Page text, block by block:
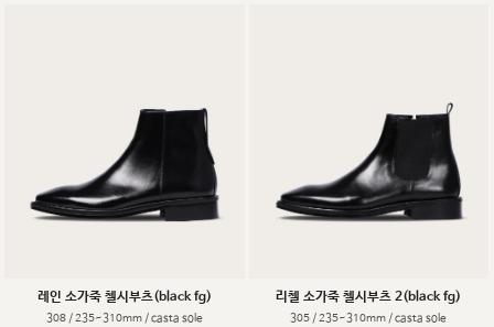
레인 소가죽 첼시부츠(black fg)
308 / 235~310mm / casta sole
리첼 소가죽 첼시부츠 2(black fg)
305 / 235~310mm / casta sole